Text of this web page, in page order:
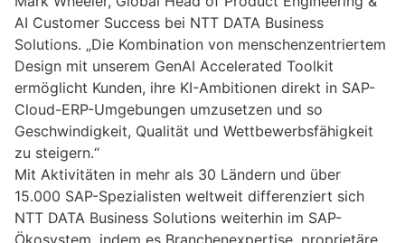
AI Customer Success bei NTT DATA Business
Solutions. „Die Kombination von menschenzentriertem
Design mit unserem GenAI Accelerated Toolkit
ermöglicht Kunden, ihre KI-Ambitionen direkt in SAP-
Cloud-ERP-Umgebungen umzusetzen und so
Geschwindigkeit, Qualität und Wettbewerbsfähigkeit
zu steigern.“
Mit Aktivitäten in mehr als 30 Ländern und über
15.000 SAP-Spezialisten weltweit differenziert sich
NTT DATA Business Solutions weiterhin im SAP-